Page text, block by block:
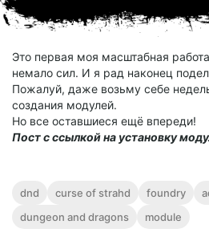
Это первая моя масштабная
немало сил. И я рад наконец
Пожалуй, даже возьму себе
создания модулей.
Но все оставшиеся ещё впереди!
Пост с ссылкой на установку
dnd curse of strahd foundry
dungeon and dragons
module